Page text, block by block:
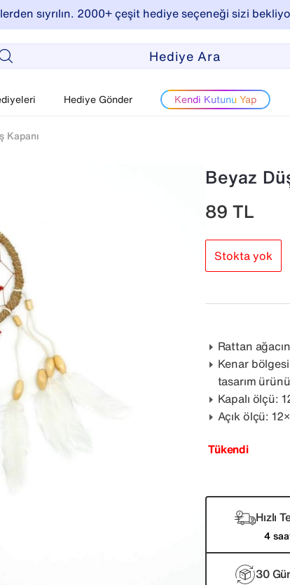
sıyrılın. 2000+ çeşit hediye seçeneği sizi
Hediye Gönder Kendi Kutunu Yap
Kapanı
Beyaz
89 TL
Stokta yok
Rattan
Kenar
tasarım
Kapalı ölçü:
Açık ölçü:
Tükendi
Hızlı
4
30